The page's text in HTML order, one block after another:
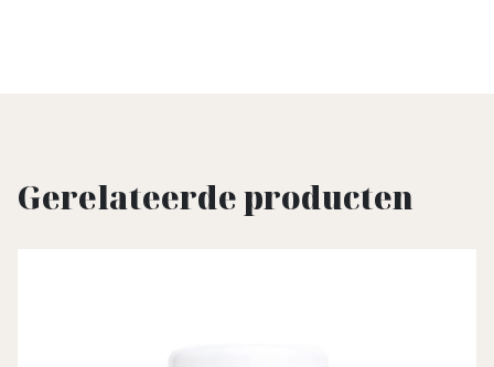
Gerelateerde producten